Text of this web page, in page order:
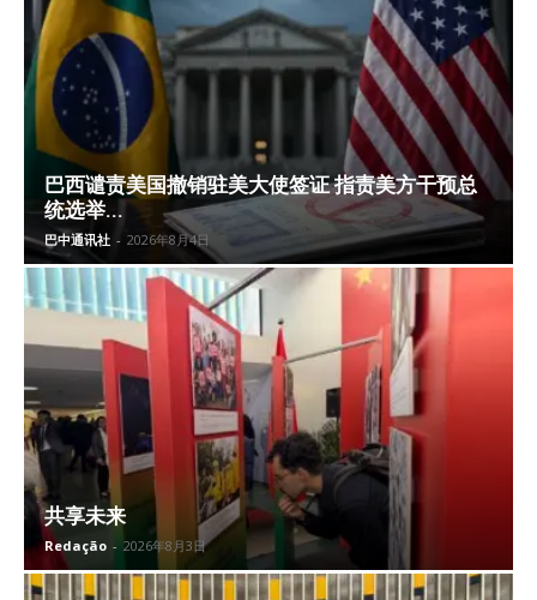
巴西谴责美国撤销驻美大使签证 指责美方干预总
统选举...
巴中通讯社 - 2026年8月4日
共享未来
Redação - 2026年8月3日